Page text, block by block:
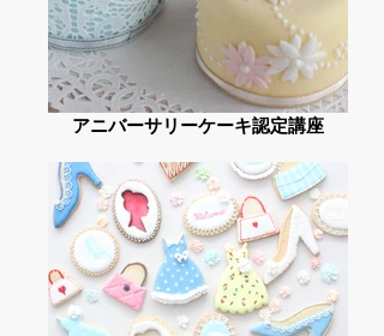
アニバーサリーケーキ認定講座